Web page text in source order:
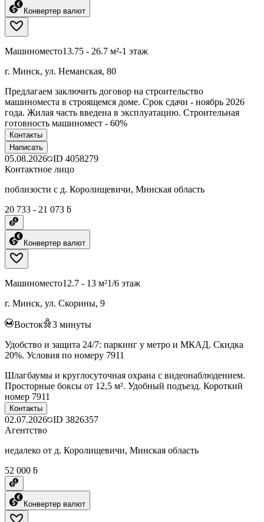
Конвертер валют
Машиноместо13.75 - 26.7 м²-1 этаж
г. Минск, ул. Неманская, 80
Предлагаем заключить договор на строительство
машиноместа в строящемся доме. Срок сдачи - ноябрь 2026
года. Жилая часть введена в эксплуатацию. Строительная
готовность машиномест - 60%
Контакты
Написать
05.08.2026 ID 4058279
Контактное лицо
поблизости с д. Королищевичи, Минская область
20 733 - 21 073 ƃ
Конвертер валют
Машиноместо12.7 - 13 м²1/6 этаж
г. Минск, ул. Скорины, 9
Восток 3 минуты
Удобство и защита 24/7: паркинг у метро и МКАД. Скидка
20%. Условия по номеру 7911
Шлагбаумы и круглосуточная охрана с видеонаблюдением.
Просторные боксы от 12,5 м². Удобный подъезд. Короткий
номер 7911
Контакты
02.07.2026 ID 3826357
Агентство
недалеко от д. Королищевичи, Минская область
52 000 ƃ
Конвертер валют